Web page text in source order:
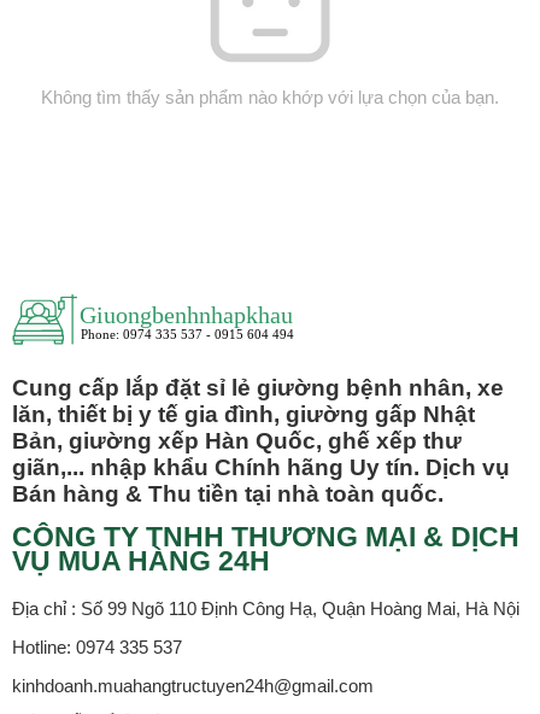
Không tìm thấy sản phẩm nào khớp với lựa chọn của bạn.
Cung cấp lắp đặt sỉ lẻ giường bệnh nhân, xe
lăn, thiết bị y tế gia đình, giường gấp Nhật
Bản, giường xếp Hàn Quốc, ghế xếp thư
giãn,... nhập khẩu Chính hãng Uy tín. Dịch vụ
Bán hàng & Thu tiền tại nhà toàn quốc.
CÔNG TY TNHH THƯƠNG MẠI & DỊCH
VỤ MUA HÀNG 24H
Địa chỉ : Số 99 Ngõ 110 Định Công Hạ, Quận Hoàng Mai, Hà Nội
Hotline: 0974 335 537
kinhdoanh.muahangtructuyen24h@gmail.com